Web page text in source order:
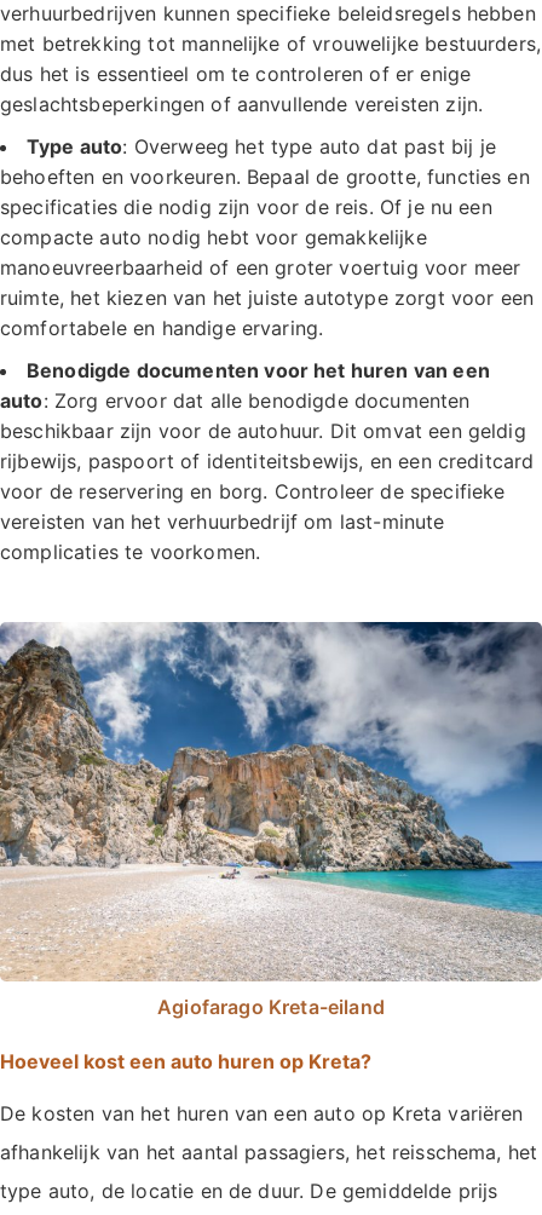
verhuurbedrijven kunnen specifieke beleidsregels hebben
met betrekking tot mannelijke of vrouwelijke bestuurders,
dus het is essentieel om te controleren of er enige
geslachtsbeperkingen of aanvullende vereisten zijn.
Type auto: Overweeg het type auto dat past bij je
behoeften en voorkeuren. Bepaal de grootte, functies en
specificaties die nodig zijn voor de reis. Of je nu een
compacte auto nodig hebt voor gemakkelijke
manoeuvreerbaarheid of een groter voertuig voor meer
ruimte, het kiezen van het juiste autotype zorgt voor een
comfortabele en handige ervaring.
Benodigde documenten voor het huren van een
auto: Zorg ervoor dat alle benodigde documenten
beschikbaar zijn voor de autohuur. Dit omvat een geldig
rijbewijs, paspoort of identiteitsbewijs, en een creditcard
voor de reservering en borg. Controleer de specifieke
vereisten van het verhuurbedrijf om last-minute
complicaties te voorkomen.
Agiofarago Kreta-eiland
Hoeveel kost een auto huren op Kreta?
De kosten van het huren van een auto op Kreta variëren
afhankelijk van het aantal passagiers, het reisschema, het
type auto, de locatie en de duur. De gemiddelde prijs